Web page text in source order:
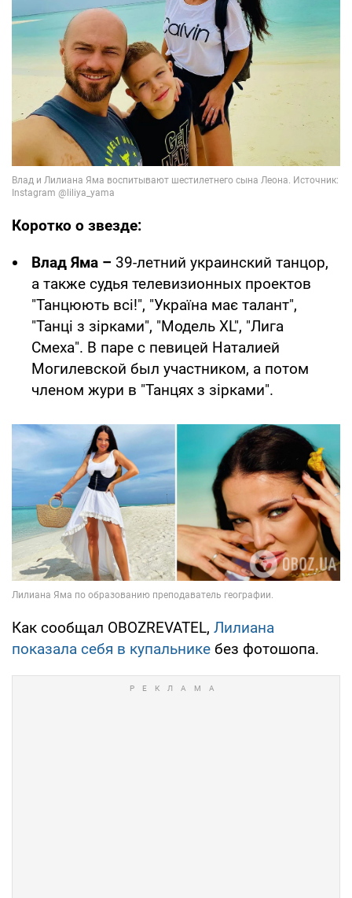
Коротко о звезде:
Влад Яма – 39-летний украинский танцор,
а также судья телевизионных проектов
"Танцюють всі!", "Україна має талант",
"Танці з зірками", "Модель XL", "Лига
Смеха". В паре с певицей Наталией
Могилевской был участником, а потом
членом жури в "Танцях з зірками".
Как сообщал OBOZREVATEL, Лилиана
показала себя в купальнике без фотошопа.